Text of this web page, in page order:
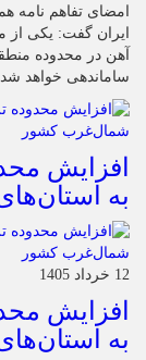
امضای تفاهم نامه
ایران گفت: یکی از
آهن در محدوده
ساماندهی خواهد شد.
افزایش
به
12 خرداد 1405
افزایش
به